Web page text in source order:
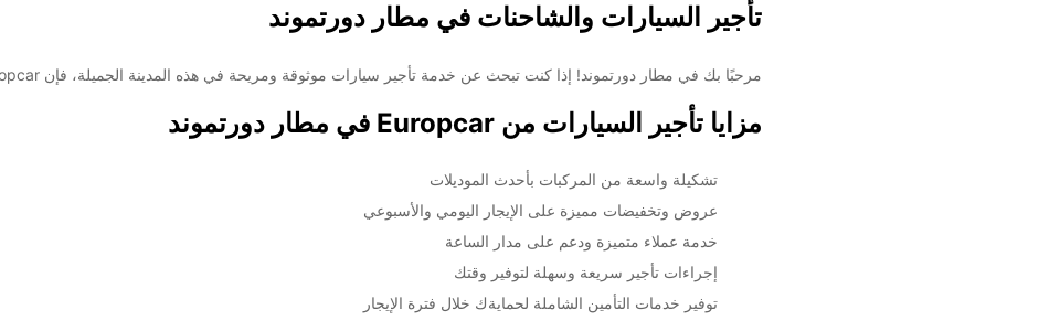
تأجير السيارات والشاحنات في مطار دورتموند
مرحبًا بك في مطار دورتموند! إذا كنت تبحث عن خدمة تأجير سيارات موثوقة ومريحة في هذه المدينة الجميلة، فإن Europcar هي الخيار الأمثل لك.
مزايا تأجير السيارات من Europcar في مطار دورتموند
تشكيلة واسعة من المركبات بأحدث الموديلات
عروض وتخفيضات مميزة على الإيجار اليومي والأسبوعي
خدمة عملاء متميزة ودعم على مدار الساعة
إجراءات تأجير سريعة وسهلة لتوفير وقتك
توفير خدمات التأمين الشاملة لحمايةك خلال فترة الإيجار